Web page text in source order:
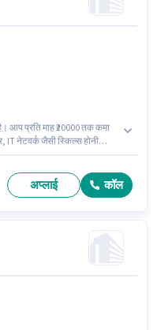
आप प्रति माह ₹20000 तक कमा
नेटवर्क जैसी स्किल्स होनी
अप्लाई कॉल